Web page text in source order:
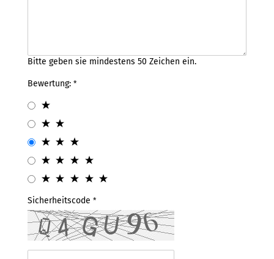
Bitte geben sie mindestens 50 Zeichen ein.
Bewertung:
Sicherheitscode